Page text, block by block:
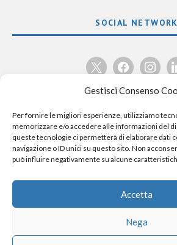
Gestisci Consenso
Per fornire le migliori esperienze, utilizziamo
memorizzare e/o accedere alle informazioni del
queste tecnologie ci permetterà di elaborare dati
navigazione o ID unici su questo sito. Non
può influire negativamente su alcune
Accetta
Nega
SOCIAL NETWORK
x facebookinstagram